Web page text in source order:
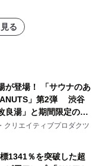
る
が登場！ 「サウナのあ
」第2弾 渋谷
良湯」と期間限定のコ
サウナイキタイコラ
決定！
クリエイティブプロダクツ
1341％を突破した超